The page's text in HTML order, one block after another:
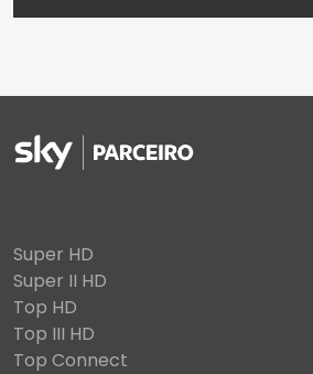
Super HD
Super II HD
Top HD
Top III HD
Top Connect